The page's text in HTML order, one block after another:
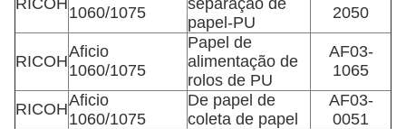
RICOH1060/1075
separação de
papel-PU
2050
RICOH
Aficio
1060/1075
Papel de
alimentação de
rolos de PU
AF03-
1065
RICOHAficio
1060/1075
De papel de
coleta de papel
AF03-
0051